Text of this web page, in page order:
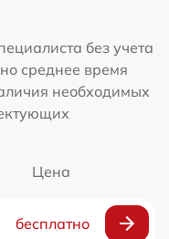
без учета
среднее время
необходимых
Цена
бесплатно